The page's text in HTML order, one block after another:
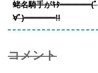
蛯名騎手がｷﾀ━━━━(ﾟ
∀ﾟ)━━━━!!
コメント